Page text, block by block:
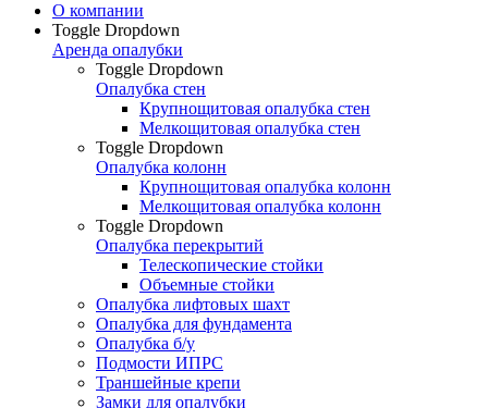
О компании
Toggle Dropdown
Аренда опалубки
Toggle Dropdown
Опалубка стен
Крупнощитовая опалубка стен
Мелкощитовая опалубка стен
Toggle Dropdown
Опалубка колонн
Крупнощитовая опалубка колонн
Мелкощитовая опалубка колонн
Toggle Dropdown
Опалубка перекрытий
Телескопические стойки
Объемные стойки
Опалубка лифтовых шахт
Опалубка для фундамента
Опалубка б/у
Подмости ИПРС
Траншейные крепи
Замки для опалубки